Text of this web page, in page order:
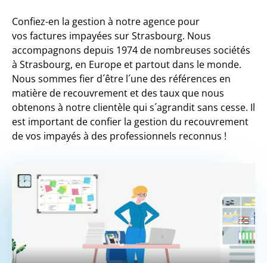
Confiez-en la gestion à notre agence pour
vos factures impayées sur Strasbourg. Nous
accompagnons depuis 1974 de nombreuses sociétés
à Strasbourg, en Europe et partout dans le monde.
Nous sommes fier d´être l´une des références en
matière de recouvrement et des taux que nous
obtenons à notre clientèle qui s´agrandit sans cesse. Il
est important de confier la gestion du recouvrement
de vos impayés à des professionnels reconnus !